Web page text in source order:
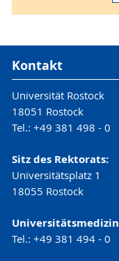
Kontakt
Universität Rostock
18051 Rostock
Tel.: +49 381 498 - 0
Sitz des Rektorats:
Universitätsplatz 1
18055 Rostock
Universitätsmedizin
Tel.: +49 381 494 - 0